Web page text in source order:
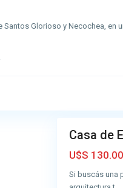
Santos Glorioso y Necochea, en
r
Casa de
U$S
Si buscás una